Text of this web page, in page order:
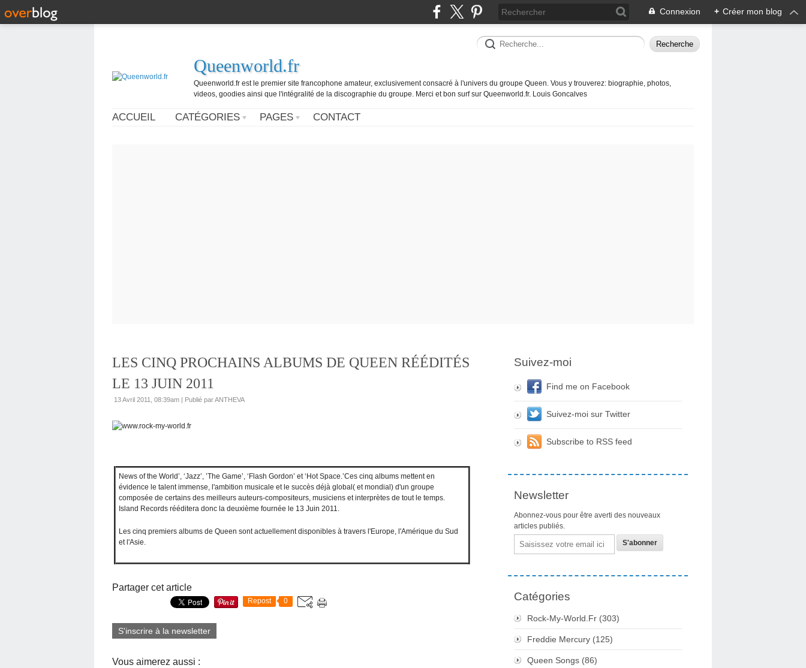
Connexion + Créer mon blog
Queenworld.fr
Queenworld.fr est le premier site francophone amateur, exclusivement consacré à l'univers du groupe Queen. Vous y trouverez: biographie, photos,
videos, goodies ainsi que l'intégralité de la discographie du groupe. Merci et bon surf sur Queenworld.fr. Louis Goncalves
ACCUEIL CATÉGORIES PAGES CONTACT
LES CINQ PROCHAINS ALBUMS DE QUEEN RÉÉDITÉS
LE 13 JUIN 2011
13 Avril 2011, 08:39am | Publié par ANTHEVA
News of the World’, ‘Jazz’, ’The Game’, ‘Flash Gordon’ et ‘Hot Space.’Ces cinq albums mettent en
évidence le talent immense, l'ambition musicale et le succès déjà global( et mondial) d'un groupe
composée de certains des meilleurs auteurs-compositeurs, musiciens et interprètes de tout le temps.
Island Records rééditera donc la deuxième fournée le 13 Juin 2011.
Les cinq premiers albums de Queen sont actuellement disponibles à travers l'Europe, l'Amérique du Sud
et l'Asie.
Partager cet article
Repost 0
S'inscrire à la newsletter
Vous aimerez aussi :
Suivez-moi
Find me on Facebook
Suivez-moi sur Twitter
Subscribe to RSS feed
Newsletter
Abonnez-vous pour être averti des nouveaux
articles publiés.
Email
Catégories
Rock-My-World.fr (303)
Freddie Mercury (125)
Queen Songs (86)